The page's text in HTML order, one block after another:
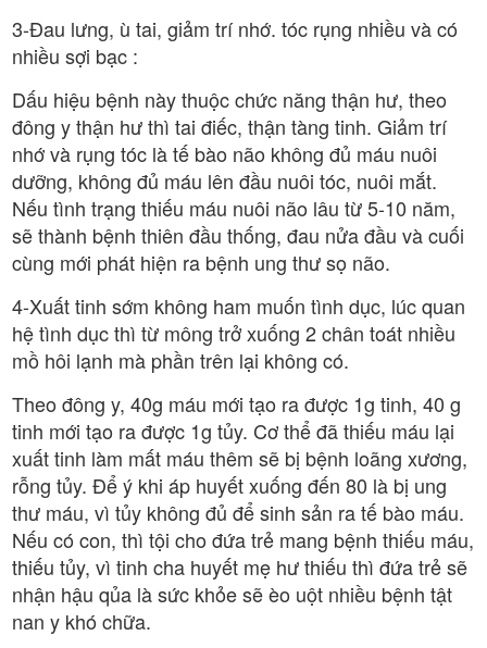
3-Đau lưng, ù tai, giảm trí nhớ. tóc rụng nhiều và có
nhiều sợi bạc :
Dấu hiệu bệnh này thuộc chức năng thận hư, theo
đông y thận hư thì tai điếc, thận tàng tinh. Giảm trí
nhớ và rụng tóc là tế bào não không đủ máu nuôi
dưỡng, không đủ máu lên đầu nuôi tóc, nuôi mắt.
Nếu tình trạng thiếu máu nuôi não lâu từ 5-10 năm,
sẽ thành bệnh thiên đầu thống, đau nửa đầu và cuối
cùng mới phát hiện ra bệnh ung thư sọ não.
4-Xuất tinh sớm không ham muốn tình dục, lúc quan
hệ tình dục thì từ mông trở xuống 2 chân toát nhiều
mồ hôi lạnh mà phần trên lại không có.
Theo đông y, 40g máu mới tạo ra được 1g tinh, 40 g
tinh mới tạo ra được 1g tủy. Cơ thể đã thiếu máu lại
xuất tinh làm mất máu thêm sẽ bị bệnh loãng xương,
rỗng tủy. Để ý khi áp huyết xuống đến 80 là bị ung
thư máu, vì tủy không đủ để sinh sản ra tế bào máu.
Nếu có con, thì tội cho đứa trẻ mang bệnh thiếu máu,
thiếu tủy, vì tinh cha huyết mẹ hư thiếu thì đứa trẻ sẽ
nhận hậu qủa là sức khỏe sẽ èo uột nhiều bệnh tật
nan y khó chữa.